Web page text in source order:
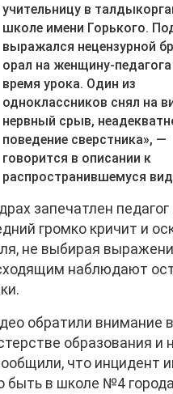
учительницу в
школе имени Горького.
выражался нецензурной
орал на женщину-
время урока. Один из
одноклассников снял на
нервный срыв,
поведение сверстника», ―
говорится в описании к
распространившемуся
запечатлен педагог
громко кричит и
не выбирая
наблюдают
обратили внимание в
образования и
что инцидент
быть в школе №4 города